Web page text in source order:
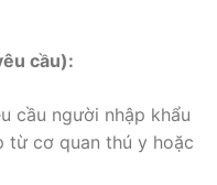
cầu):
cầu người nhập khẩu
từ cơ quan thú y hoặc